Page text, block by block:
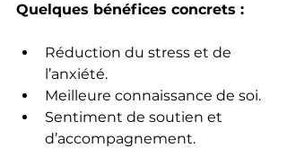
Quelques bénéfices concrets :
Réduction du stress et de
l’anxiété.
Meilleure connaissance de soi.
Sentiment de soutien et
d’accompagnement.